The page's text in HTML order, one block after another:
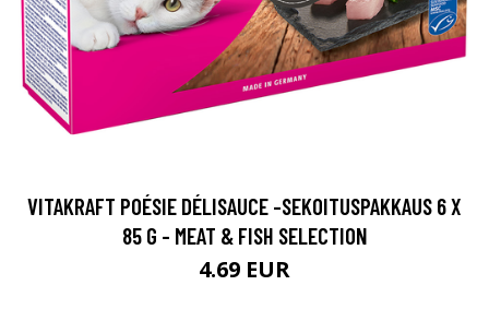
VITAKRAFT POÉSIE DÉLISAUCE -SEKOITUSPAKKAUS 6 X
85 G - MEAT & FISH SELECTION
4.69 EUR